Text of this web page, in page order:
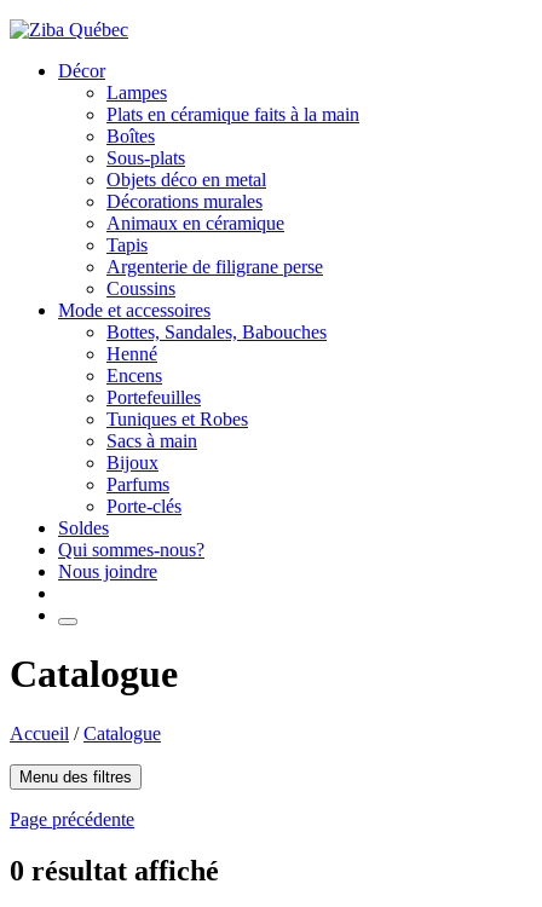
Décor
Lampes
Plats en céramique faits à la main
Boîtes
Sous-plats
Objets déco en metal
Décorations murales
Animaux en céramique
Tapis
Argenterie de filigrane perse
Coussins
Mode et accessoires
Bottes, Sandales, Babouches
Henné
Encens
Portefeuilles
Tuniques et Robes
Sacs à main
Bijoux
Parfums
Porte-clés
Soldes
Qui sommes-nous?
Nous joindre
Catalogue
Accueil /Catalogue
Menu des filtres
Page précédente
0 résultat affiché